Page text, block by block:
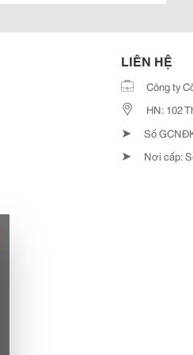
LIÊN HỆ
Công ty
HN: 102
➤ Số
➤ Nơi cấp: